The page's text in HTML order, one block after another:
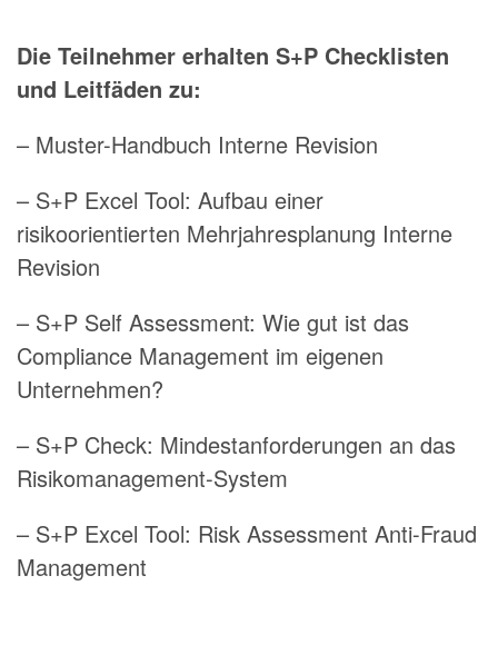
Die Teilnehmer erhalten S+P Checklisten
und Leitfäden zu:
– Muster-Handbuch Interne Revision
– S+P Excel Tool: Aufbau einer
risikoorientierten Mehrjahresplanung Interne
Revision
– S+P Self Assessment: Wie gut ist das
Compliance Management im eigenen
Unternehmen?
– S+P Check: Mindestanforderungen an das
Risikomanagement-System
– S+P Excel Tool: Risk Assessment Anti-Fraud
Management